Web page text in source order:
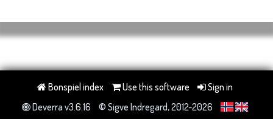
Bonspiel index Use this software
Sign in
Deverra v3.6.16
© Sigve Indregard, 2012-2026